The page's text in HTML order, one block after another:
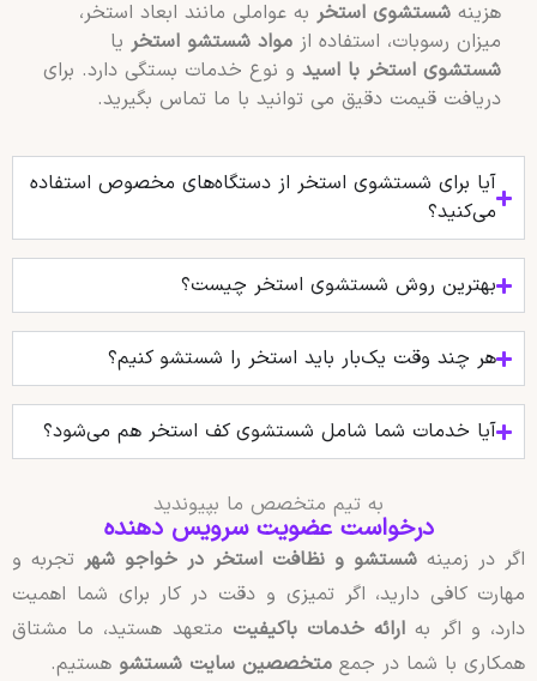
هزینه شستشوی استخربه عواملی مانند ابعاد استخر،
میزان رسوبات، استفاده از مواد شستشو استخریا
شستشوی استخر با اسیدو نوع خدمات بستگی دارد. برای
دریافت قیمت دقیق می توانید با ما تماس بگیرید.
آیا برای شستشوی استخر از دستگاه‌های مخصوص استفاده
می‌کنید؟
بهترین روش شستشوی استخر چیست؟
هر چند وقت یک‌بار باید استخر را شستشو کنیم؟
آیا خدمات شما شامل شستشوی کف استخر هم می‌شود؟
به تیم متخصص ما بپیوندید
درخواست عضویت سرویس دهنده
اگر در زمینه شستشو و نظافت استخر در خواجو شهرتجربه و
مهارت کافی دارید، اگر تمیزی و دقت در کار برای شما اهمیت
دارد، و اگر به ارائه خدمات باکیفیتمتعهد هستید، ما مشتاق
همکاری با شما در جمع متخصصین سایت شستشوهستیم.